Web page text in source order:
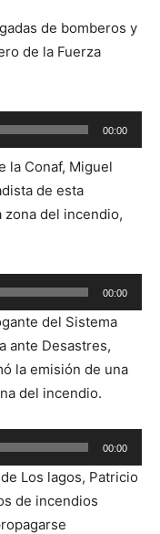
de bomberos y
de la Fuerza
00:00
la Conaf, Miguel
de esta
del incendio,
00:00
del Sistema
ante Desastres,
la emisión de una
del incendio.
00:00
Los lagos, Patricio
de incendios